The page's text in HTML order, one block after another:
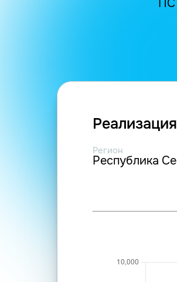
ПС
Реализация
Регион
Республика